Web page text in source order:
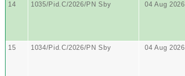
14 1035/Pid.C/2026/PN Sby 04 Aug 2026
15 1034/Pid.C/2026/PN Sby 04 Aug 2026